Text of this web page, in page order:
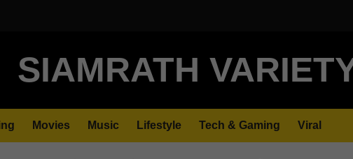
SIAMRATH
Movies Music Lifestyle Tech & Gaming Viral